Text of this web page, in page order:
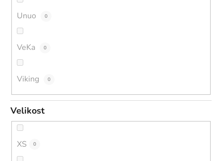
Unuo 0
VeKa 0
Viking 0
Velikost
XS 0